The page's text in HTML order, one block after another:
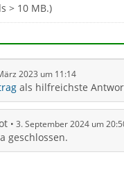
> 10 MB.)
2023 um 11:14
als hilfreichste
3. September 2024 um
geschlossen.